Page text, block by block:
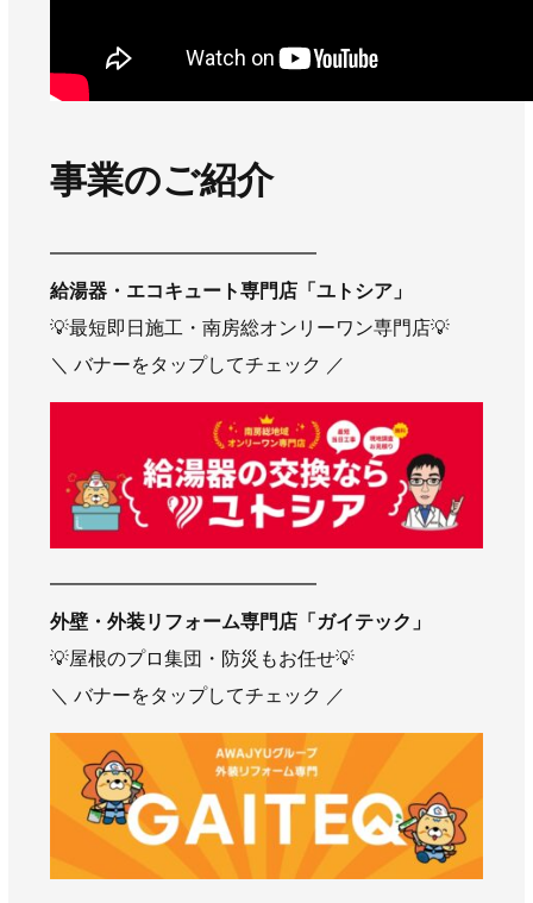
事業のご紹介
━━━━━━━━━━━━━━
給湯器・エコキュート専門店 「ユトシア」
💡最短即日施工・南房総オンリーワン専門店💡
＼ バナーをタップしてチェック ／
━━━━━━━━━━━━━━
外壁・外装リフォーム専門店 「ガイテック」
💡屋根のプロ集団・防災もお任せ💡
＼ バナーをタップしてチェック ／